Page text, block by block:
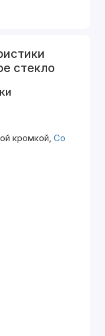
стекло
кромкой, Со